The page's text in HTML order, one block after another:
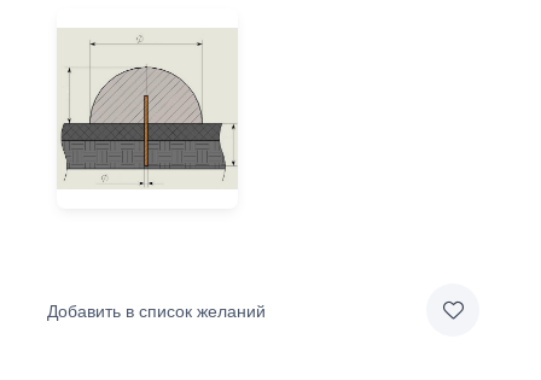
Добавить в список желаний